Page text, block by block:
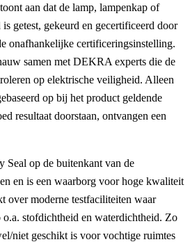
aan dat de lamp, lampenkap of
getest, gekeurd en gecertificeerd door
onafhankelijke certificeringsinstelling.
samen met DEKRA experts die de
op elektrische veiligheid. Alleen
op bij het product geldende
resultaat doorstaan, ontvangen een
op de buitenkant van de
en is een waarborg voor hoge kwaliteit
over moderne testfaciliteiten waar
stofdichtheid en waterdichtheid. Zo
niet geschikt is voor vochtige ruimtes